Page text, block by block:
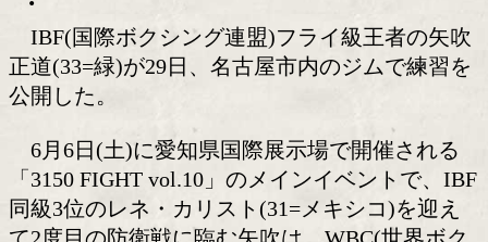
矢吹正道(緑)が世界ランカー
ー!
IBF(国際ボクシング連盟)フライ級王